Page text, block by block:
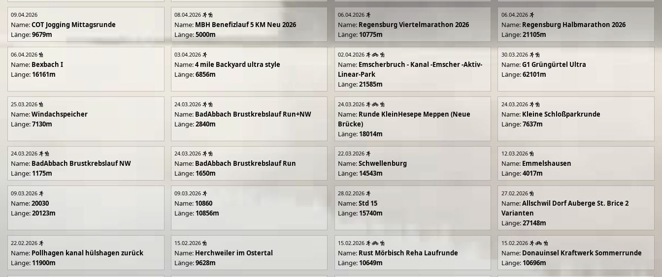
09.04.2026
Name:COT Jogging Mittagsrunde
Länge:9679m
08.04.2026
Name: MBH Benefizlauf 5 KM Neu 2026
Länge:5000m
06.04.2026
Name: Regensburg Viertelmarathon 2026
Länge: 10775m
06.04.2026
Name: Regensburg Halbmarathon 2026
Länge:21105m
06.04.2026
Name: Bexbach I
Länge: 16161m
03.04.2026
Name:4 mile Backyard ultra style
Länge:6856m
02.04.2026
Name: Emscherbruch - Kanal -Emscher -Aktiv-
Linear-Park
Länge:21585m
30.03.2026
Name:G1 Grüngürtel Ultra
Länge:62101m
25.03.2026
Name:Windachspeicher
Länge:7130m
24.03.2026
Name: BadAbbach Brustkrebslauf Run+NW
Länge:2840m
24.03.2026
Name: Runde KleinHesepe Meppen (Neue
Brücke)
Länge: 18014m
24.03.2026
Name: Kleine Schloßparkrunde
Länge:7637m
24.03.2026
Name: BadAbbach Brustkrebslauf NW
Länge: 1175m
24.03.2026
Name: BadAbbach Brustkrebslauf Run
Länge: 1650m
22.03.2026
Name:Schwellenburg
Länge: 14543m
12.03.2026
Name: Emmelshausen
Länge:4017m
09.03.2026
Name:20030
Länge:20123m
09.03.2026
Name: 10860
Länge: 10856m
28.02.2026
Name:Std 15
Länge: 15740m
27.02.2026
Name:Allschwil Dorf Auberge St. Brice 2
Varianten
Länge:27148m
22.02.2026
Name: Pollhagen kanal hülshagen zurück
Länge: 11900m
15.02.2026
Name: Herchweiler im Ostertal
Länge:9628m
15.02.2026
Name: Rust Mörbisch Reha Laufrunde
Länge: 10649m
15.02.2026
Name: Donauinsel Kraftwerk Sommerrunde
Länge: 10696m